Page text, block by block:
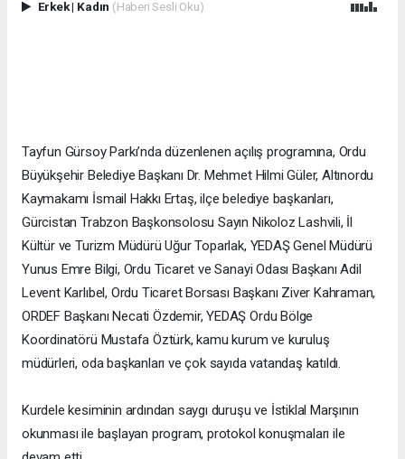
Erkek| Kadın (Haberi Sesli Oku)
Tayfun Gürsoy Parkı’nda düzenlenen açılış programına, Ordu
Büyükşehir Belediye Başkanı Dr. Mehmet Hilmi Güler, Altınordu
Kaymakamı İsmail Hakkı Ertaş, ilçe belediye başkanları,
Gürcistan Trabzon Başkonsolosu Sayın Nikoloz Lashvili, İl
Kültür ve Turizm Müdürü Uğur Toparlak, YEDAŞ Genel Müdürü
Yunus Emre Bilgi, Ordu Ticaret ve Sanayi Odası Başkanı Adil
Levent Karlıbel, Ordu Ticaret Borsası Başkanı Ziver Kahraman,
ORDEF Başkanı Necati Özdemir, YEDAŞ Ordu Bölge
Koordinatörü Mustafa Öztürk, kamu kurum ve kuruluş
müdürleri, oda başkanları ve çok sayıda vatandaş katıldı.
Kurdele kesiminin ardından saygı duruşu ve İstiklal Marşının
okunması ile başlayan program, protokol konuşmaları ile